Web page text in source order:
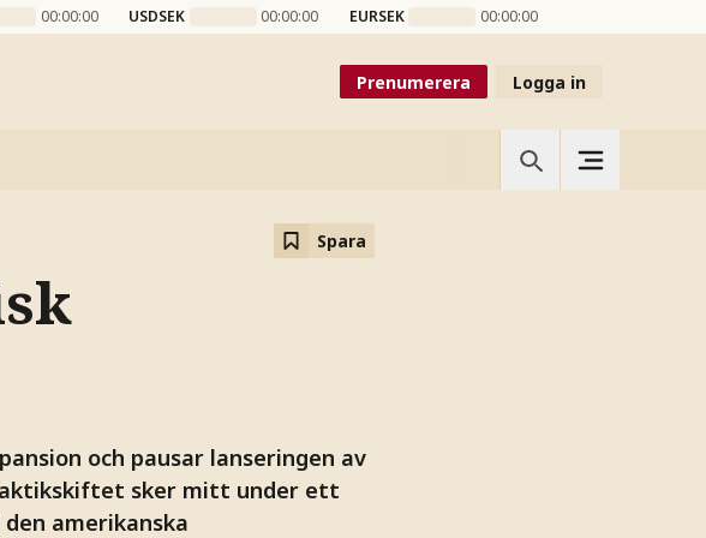
00:00:00 USDSEK 00:00:00 EURSEK 00:00:00
Prenumerera Logga in
Spara
och pausar lanseringen av
sker mitt under ett
amerikanska